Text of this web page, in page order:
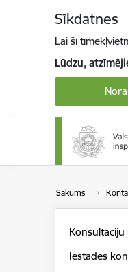
Sīkdatnes
Lai šī
Lūdzu,
Sākums
Konsultāciju
Iestādes